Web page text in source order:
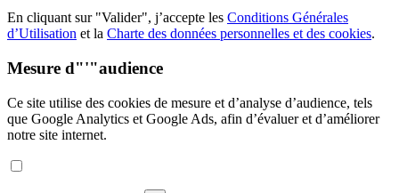
En cliquant sur "Valider", j’accepte les Conditions Générales
d’Utilisation et la Charte des données personnelles et des cookies.
Mesure d"'"audience
Ce site utilise des cookies de mesure et d’analyse d’audience, tels
que Google Analytics et Google Ads, afin d’évaluer et d’améliorer
notre site internet.